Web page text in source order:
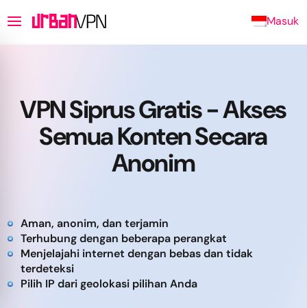
Masuk
VPN Siprus Gratis - Akses
Semua Konten Secara
Anonim
Aman, anonim, dan terjamin
Terhubung dengan beberapa perangkat
Menjelajahi internet dengan bebas dan tidak
terdeteksi
Pilih IP dari geolokasi pilihan Anda